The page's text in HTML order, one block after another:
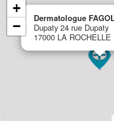
Dermatologue
Dupaty 24 rue Dupaty
17000 LA ROCHELLE
+
−